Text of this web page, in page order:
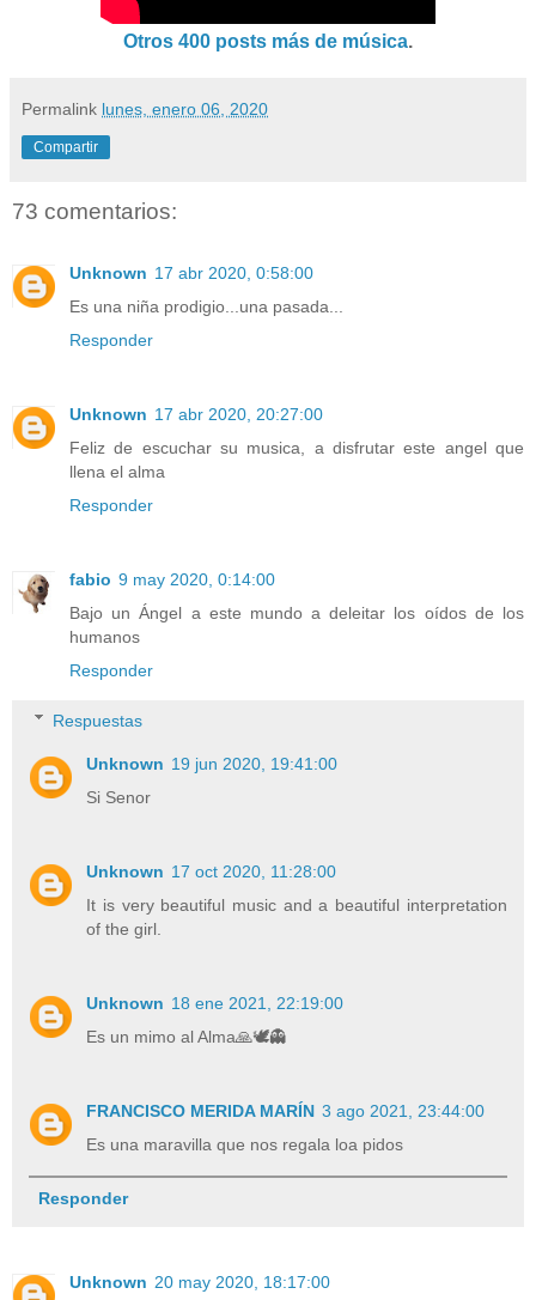
Otros 400 posts más de música.
Permalink lunes, enero 06, 2020
Compartir
73 comentarios:
Unknown 17 abr 2020, 0:58:00
Es una niña prodigio...una pasada...
Responder
Unknown 17 abr 2020, 20:27:00
Feliz de escuchar su musica, a disfrutar este angel que
llena el alma
Responder
fabio 9 may 2020, 0:14:00
Bajo un Ángel a este mundo a deleitar los oídos de los
humanos
Responder
Respuestas
Unknown 19 jun 2020, 19:41:00
Si Senor
Unknown 17 oct 2020, 11:28:00
It is very beautiful music and a beautiful interpretation
of the girl.
Unknown 18 ene 2021, 22:19:00
Es un mimo al Alma🙏🕊️👻
FRANCISCO MERIDA MARÍN 3 ago 2021, 23:44:00
Es una maravilla que nos regala loa pidos
Responder
Unknown 20 may 2020, 18:17:00